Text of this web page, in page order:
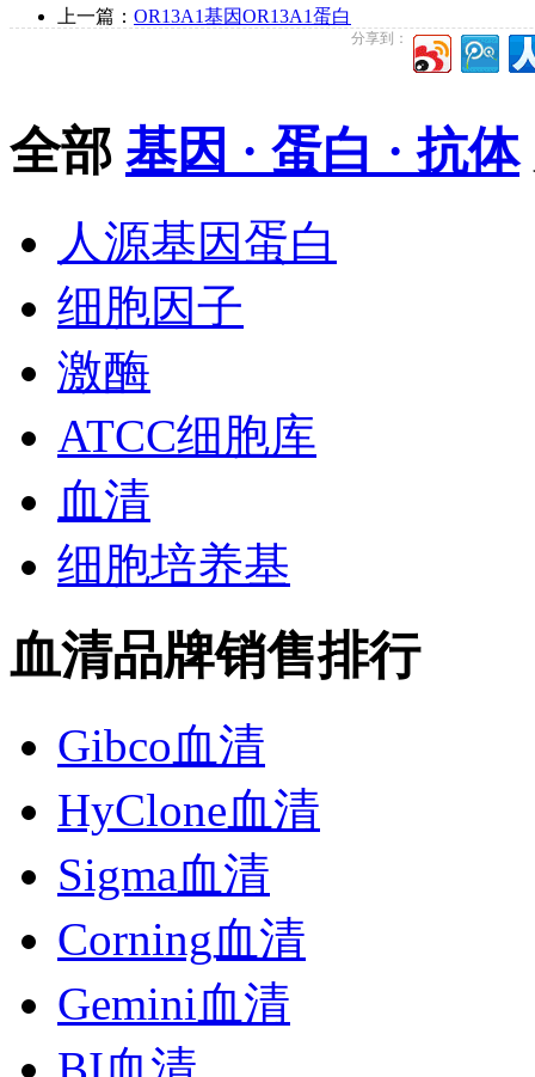
上一篇： OR13A1基因OR13A1蛋白
分享到：
全部 基因 · 蛋白 · 抗体
人源基因蛋白
细胞因子
激酶
ATCC细胞库
血清
细胞培养基
血清品牌销售排行
Gibco血清
HyClone血清
Sigma血清
Corning血清
Gemini血清